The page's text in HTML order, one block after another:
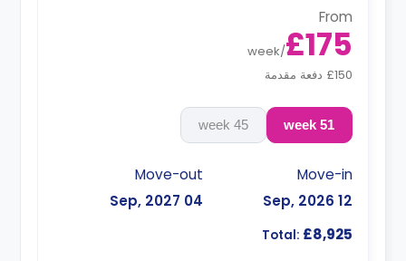
From
£175
/
week
£150 دفعة مقدمة
51 week
45 week
Move-in
12 Sep, 2026
Move-out
04 Sep, 2027
Total: £8,925